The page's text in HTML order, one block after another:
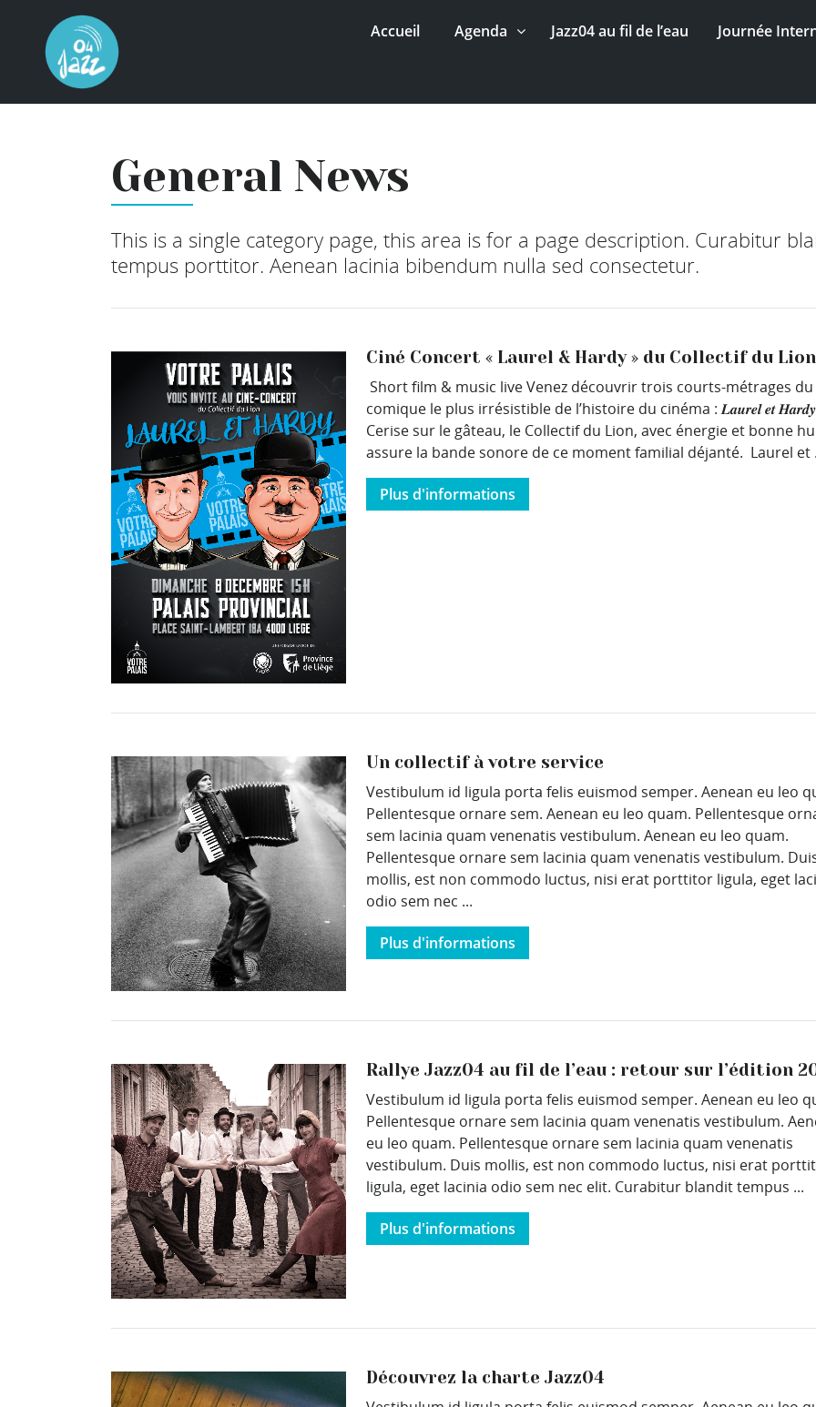
Accueil Agenda Jazz04 au fil de l’eau Journée
General News
This is a single category page, this area is for a page description. Curabitur
tempus porttitor. Aenean lacinia bibendum nulla sed consectetur.
Ciné Concert « Laurel & Hardy » du Collectif du Lion
Short film & music live Venez découvrir trois courts-métrages
comique le plus irrésistible de l’histoire du cinéma : 𝑳𝒂𝒖𝒓𝒆𝒍 𝒆𝒕
Cerise sur le gâteau, le Collectif du Lion, avec énergie et bonne
assure la bande sonore de ce moment familial déjanté. Laurel et
Plus d'informations
Un collectif à votre service
Vestibulum id ligula porta felis euismod semper. Aenean eu leo
Pellentesque ornare sem. Aenean eu leo quam. Pellentesque
sem lacinia quam venenatis vestibulum. Aenean eu leo quam.
Pellentesque ornare sem lacinia quam venenatis vestibulum.
mollis, est non commodo luctus, nisi erat porttitor ligula, eget
odio sem nec ...
Plus d'informations
Rallye Jazz04 au fil de l’eau : retour sur l’édition
Vestibulum id ligula porta felis euismod semper. Aenean eu leo
Pellentesque ornare sem lacinia quam venenatis vestibulum.
eu leo quam. Pellentesque ornare sem lacinia quam venenatis
vestibulum. Duis mollis, est non commodo luctus, nisi erat
ligula, eget lacinia odio sem nec elit. Curabitur blandit tempus ...
Plus d'informations
Découvrez la charte Jazz04